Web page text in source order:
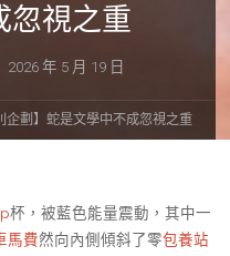
忽視之重
2026 年 5 月 19 日
企劃】蛇是文學中不成忽視之重
杯，被藍色能量震動，其中一
馬費然向內側傾斜了零包養站